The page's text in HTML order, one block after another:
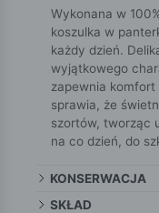
Wykonana w
koszulka w
każdy dzień.
wyjątkowego
zapewnia komfort
sprawia, że
szortów, tworząc
na co dzień, do
KONSERWACJA
SKŁAD